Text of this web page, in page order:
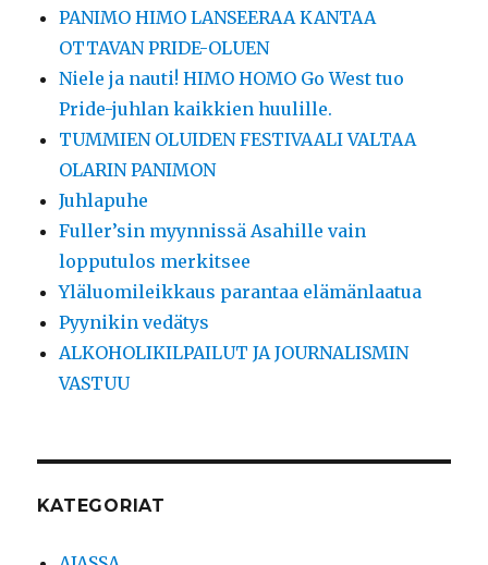
PANIMO HIMO LANSEERAA KANTAA
OTTAVAN PRIDE-OLUEN
Niele ja nauti! HIMO HOMO Go West tuo
Pride-juhlan kaikkien huulille.
TUMMIEN OLUIDEN FESTIVAALI VALTAA
OLARIN PANIMON
Juhlapuhe
Fuller’sin myynnissä Asahille vain
lopputulos merkitsee
Yläluomileikkaus parantaa elämänlaatua
Pyynikin vedätys
ALKOHOLIKILPAILUT JA JOURNALISMIN
VASTUU
KATEGORIAT